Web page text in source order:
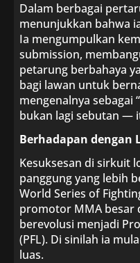
Dalam berbagai
menunjukkan bahwa
Ia mengumpulkan
submission,
petarung berbahaya
bagi lawan untuk
mengenalnya sebagai
bukan lagi sebutan —
Berhadapan dengan
Kesuksesan di sirkuit
panggung yang lebih
World Series of
promotor MMA besar
berevolusi menjadi
(PFL). Di sinilah ia
luas.